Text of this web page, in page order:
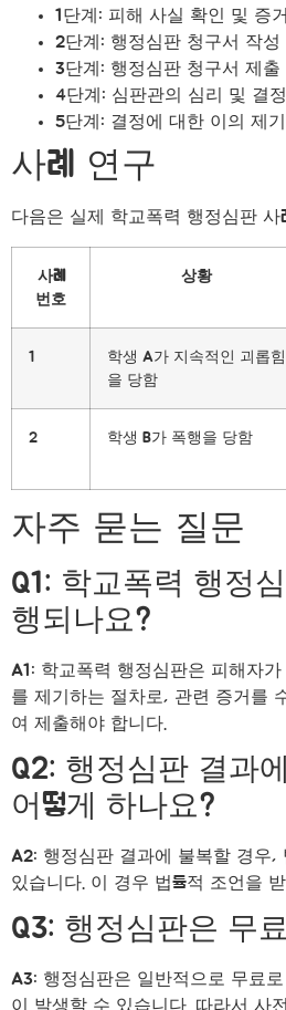
1단계: 피해 사실 확인 및 증
2단계: 행정심판 청구서 작성
3단계: 행정심판 청구서 제출
4단계: 심판관의 심리 및 결정
5단계: 결정에 대한 이의 제
사례 연구
다음은 실제 학교폭력 행정심판 사
사례
번호
상황
1
학생 A가 지속적인 괴롭힘
을 당함
2 학생 B가 폭행을 당함
자주 묻는 질문
Q1: 학교폭력 행정
행되나요?
A1: 학교폭력 행정심판은 피해자
를 제기하는 절차로, 관련 증거를
여 제출해야 합니다.
Q2: 행정심판 결과
어떻게 하나요?
A2: 행정심판 결과에 불복할 경우,
있습니다. 이 경우 법률적 조언을
Q3: 행정심판은 무
A3: 행정심판은 일반적으로 무료
이 발생할 수 있습니다. 따라서 사